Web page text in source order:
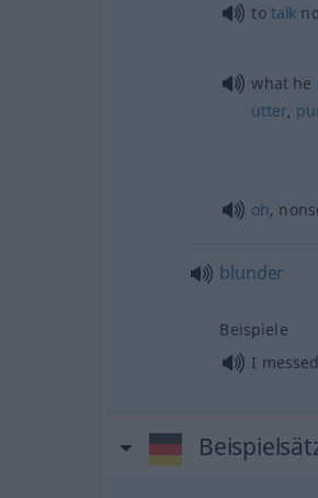
to talk
what he
utter,
oh,
blunder
Beispiele
I